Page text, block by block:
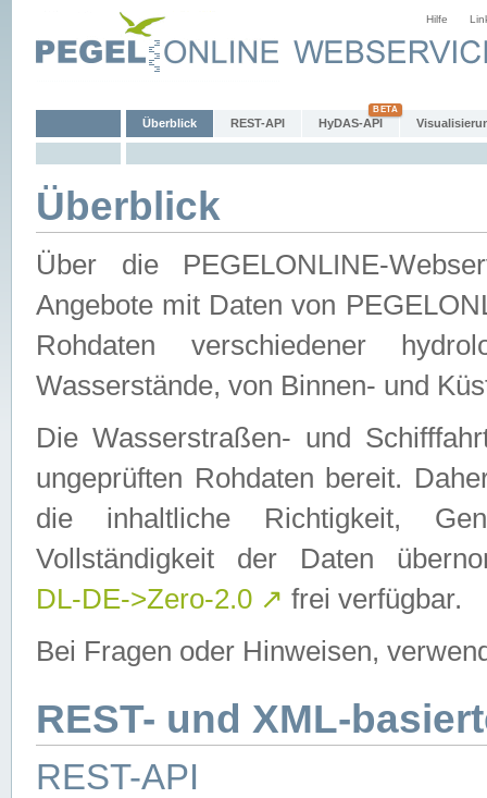
Hilfe
Überblick REST-API HyDAS-API
Überblick
Über die PEGELONLINE-
Angebote mit Daten von
Rohdaten verschiedener
Wasserstände, von Binnen- und
Die Wasserstraßen- und
ungeprüften Rohdaten bereit.
die inhaltliche Richtigkeit,
Vollständigkeit der Daten
DL-DE->Zero-2.0 ↗ frei verfügbar.
Bei Fragen oder Hinweisen,
REST- und XML-
REST-API